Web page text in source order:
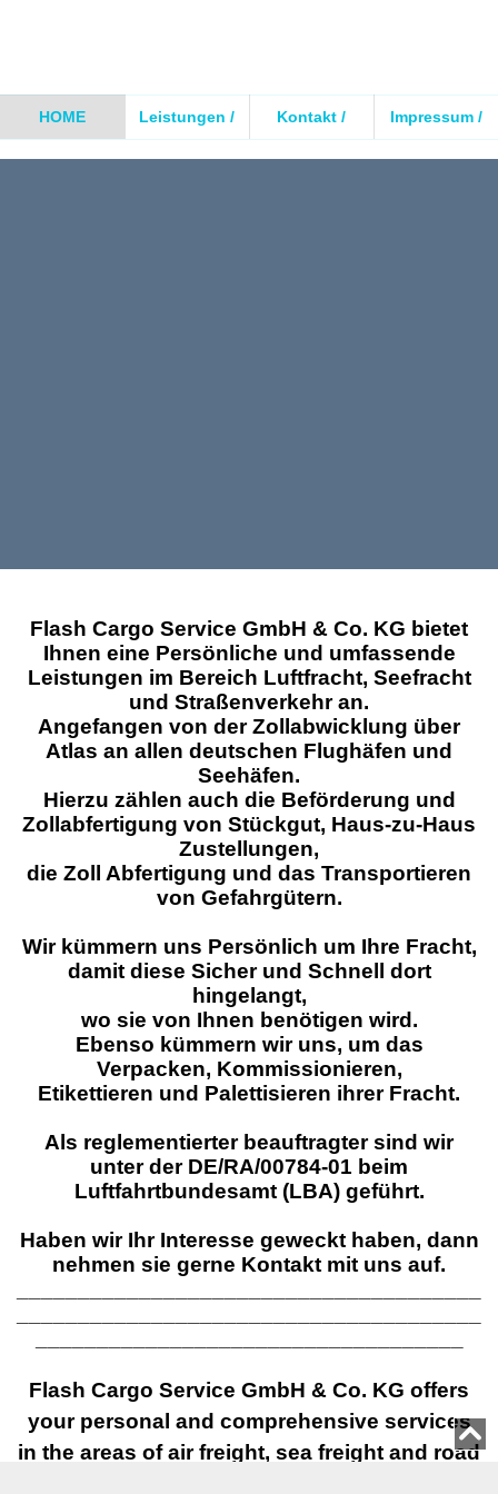
HOME Leistungen /
Services
Kontakt /
Contact
Impressum /
Imprint
Flash Cargo Service GmbH & Co. KG bietet
Ihnen eine Persönliche und umfassende
Leistungen im Bereich Luftfracht, Seefracht
und Straßenverkehr an.
Angefangen von der Zollabwicklung über
Atlas an allen deutschen Flughäfen und
Seehäfen.
Hierzu zählen auch die Beförderung und
Zollabfertigung von Stückgut, Haus-zu-Haus
Zustellungen,
die Zoll Abfertigung und das Transportieren
von Gefahrgütern.
Wir kümmern uns Persönlich um Ihre Fracht,
damit diese Sicher und Schnell dort
hingelangt,
wo sie von Ihnen benötigen wird.
Ebenso kümmern wir uns, um das
Verpacken, Kommissionieren,
Etikettieren und Palettisieren ihrer Fracht.
Als reglementierter beauftragter sind wir
unter der DE/RA/00784-01 beim
Luftfahrtbundesamt (LBA) geführt.
Haben wir Ihr Interesse geweckt haben, dann
nehmen sie gerne Kontakt mit uns auf.
Flash Cargo Service GmbH & Co. KG offers
your personal and comprehensive services
in the areas of air freight, sea freight and road